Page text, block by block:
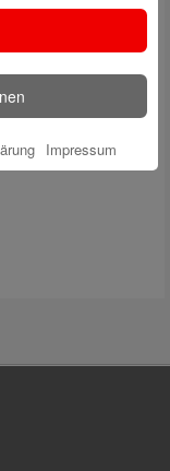
Geschäftsstelle
im
Impressum